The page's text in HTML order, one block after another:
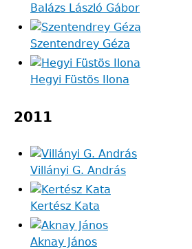
Balázs László Gábor
Szentendrey Géza
Hegyi Füstös Ilona
2011
Villányi G. András
Kertész Kata
Aknay János